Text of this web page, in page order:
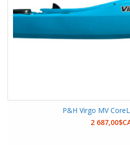
P&H Virgo MV
2